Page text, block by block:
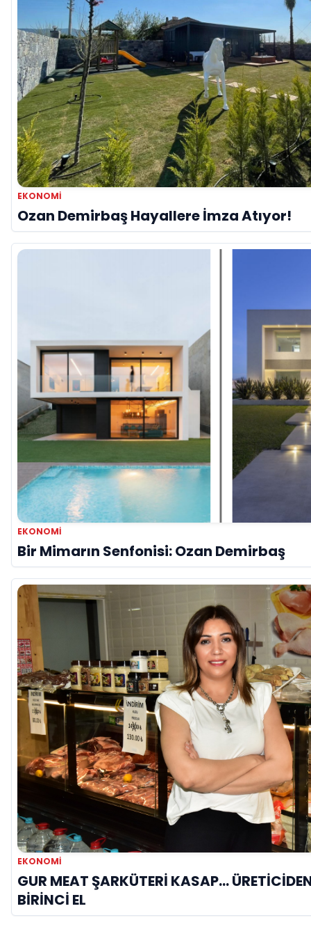
EKONOMI
Ozan Demirbaş Hayallere İmza Atıyor!
EKONOMI
Bir Mimarın Senfonisi: Ozan Demirbaş
EKONOMI
GUR MEAT ŞARKÜTERİ KASAP…
BİRİNCİ EL